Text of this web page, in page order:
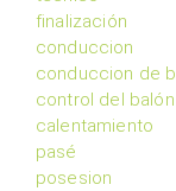
finalización
conduccion
conduccion de
control del balón
calentamiento
pasé
posesion